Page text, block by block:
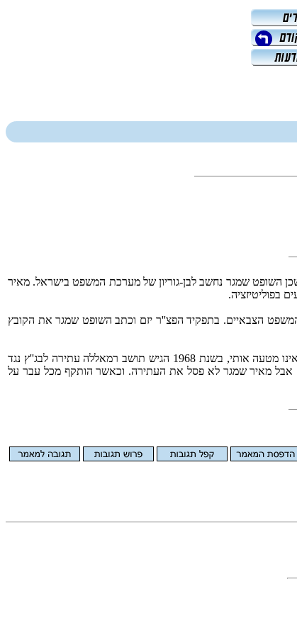
שכן השופט שמגר נחשב לבן-גוריון של מערכת המשפט בישראל. מאיר
בפוליטיזציה.
הצבאיים. בתפקיד הפצ''ר יזם וכתב השופט שמגר את הקובץ
לאחר שחרורו מצה''ל הוא מונה לתפקיד היועץ המשפטי לממשלה. גם כאן תרומתו היתה מכרעת. במיוחד לגבי שטחי יהודה ושומרון וחבל עזה. אם זכרוני אינו מטעה אותי, בשנת 1968 הגיש תושב רמאללה עתירה לבג''ץ נגד
אבל מאיר שמגר לא פסל את העתירה. וכאשר הותקף מכל עבר על